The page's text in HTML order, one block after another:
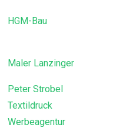
HGM-Bau
Maler Lanzinger
Peter Strobel
Textildruck
Werbeagentur